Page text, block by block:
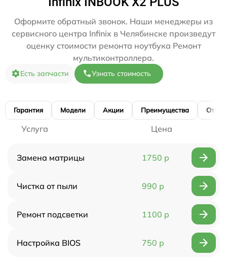
Оформите обратный звонок. Наши менеджеры из
сервисного центра Infinix в Челябинске произведут
оценку стоимости ремонта ноутбука Ремонт
мультиконтроллера.
Есть запчасти Узнать стоимость
Гарантия Модели Акции Преимущества
Услуга Цена
Замена матрицы 1750 р
Чистка от пыли 990 р
Ремонт подсветки 1100 р
Настройка BIOS 750 р